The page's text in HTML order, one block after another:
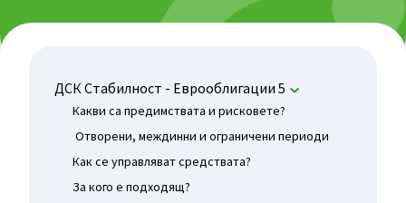
ДСК Стабилност - Еврооблигации 5
Какви са предимствата и рисковете?
Отворени, междинни и ограничени периоди
Как се управляват средствата?
За кого е подходящ?